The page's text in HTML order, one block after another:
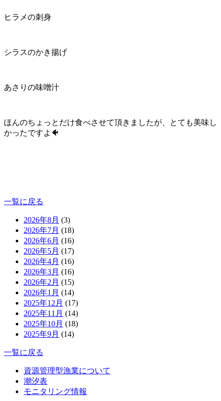
ヒラメの刺身
シラスのかき揚げ
あさりの味噌汁
ほんのちょっとだけ食べさせて頂きましたが、とても美味し
かったですよ🐠
一覧に戻る
2026年8月 (3)
2026年7月 (18)
2026年6月 (16)
2026年5月 (17)
2026年4月 (16)
2026年3月 (16)
2026年2月 (15)
2026年1月 (14)
2025年12月 (17)
2025年11月 (14)
2025年10月 (18)
2025年9月 (14)
一覧に戻る
資源管理型漁業について
潮汐表
モニタリング情報